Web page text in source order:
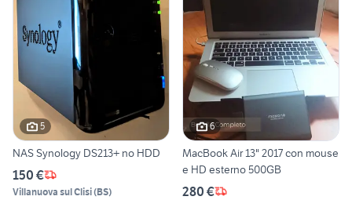
5
NAS Synology DS213+ no HDD
150 €
Villanuova sul Clisi(BS)
6
MacBook Air 13" 2017 con mouse
e HD esterno 500GB
280 €